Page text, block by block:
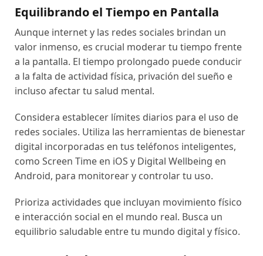
Equilibrando el Tiempo en Pantalla
Aunque internet y las redes sociales brindan un
valor inmenso, es crucial moderar tu tiempo frente
a la pantalla. El tiempo prolongado puede conducir
a la falta de actividad física, privación del sueño e
incluso afectar tu salud mental.
Considera establecer límites diarios para el uso de
redes sociales. Utiliza las herramientas de bienestar
digital incorporadas en tus teléfonos inteligentes,
como Screen Time en iOS y Digital Wellbeing en
Android, para monitorear y controlar tu uso.
Prioriza actividades que incluyan movimiento físico
e interacción social en el mundo real. Busca un
equilibrio saludable entre tu mundo digital y físico.